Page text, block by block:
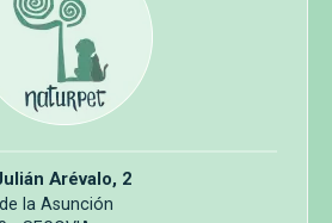
Arévalo, 2
la Asunción